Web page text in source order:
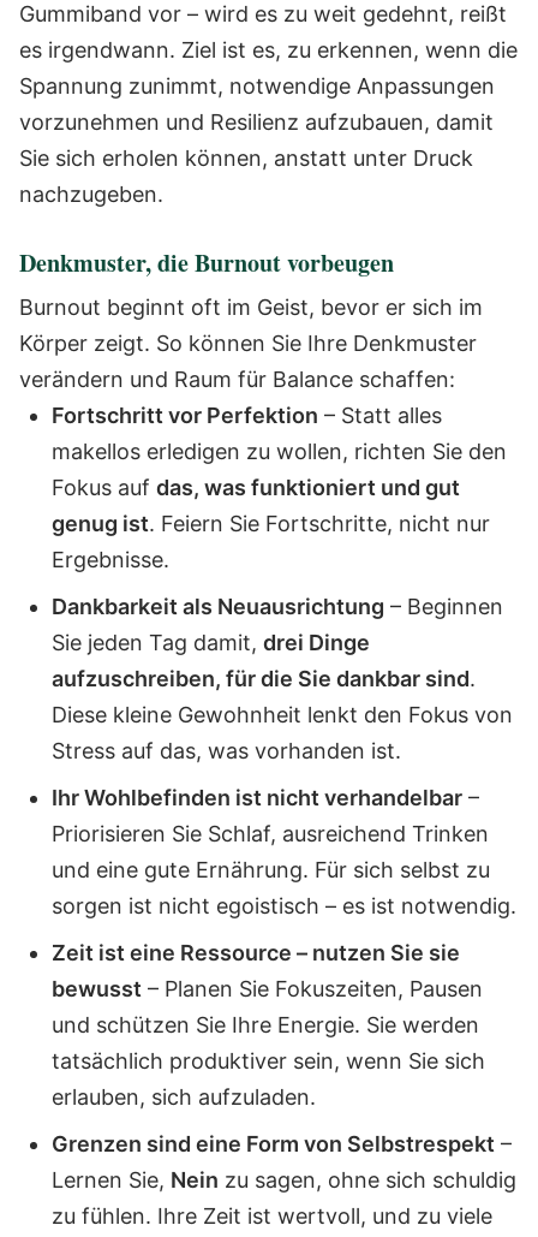
Gummiband vor – wird es zu weit gedehnt, reißt
es irgendwann. Ziel ist es, zu erkennen, wenn die
Spannung zunimmt, notwendige Anpassungen
vorzunehmen und Resilienz aufzubauen, damit
Sie sich erholen können, anstatt unter Druck
nachzugeben.
Denkmuster, die Burnout vorbeugen
Burnout beginnt oft im Geist, bevor er sich im
Körper zeigt. So können Sie Ihre Denkmuster
verändern und Raum für Balance schaffen:
Fortschritt vor Perfektion – Statt alles
makellos erledigen zu wollen, richten Sie den
Fokus auf das, was funktioniert und gut
genug ist. Feiern Sie Fortschritte, nicht nur
Ergebnisse.
Dankbarkeit als Neuausrichtung – Beginnen
Sie jeden Tag damit, drei Dinge
aufzuschreiben, für die Sie dankbar sind.
Diese kleine Gewohnheit lenkt den Fokus von
Stress auf das, was vorhanden ist.
Ihr Wohlbefinden ist nicht verhandelbar –
Priorisieren Sie Schlaf, ausreichend Trinken
und eine gute Ernährung. Für sich selbst zu
sorgen ist nicht egoistisch – es ist notwendig.
Zeit ist eine Ressource – nutzen Sie sie
bewusst – Planen Sie Fokuszeiten, Pausen
und schützen Sie Ihre Energie. Sie werden
tatsächlich produktiver sein, wenn Sie sich
erlauben, sich aufzuladen.
Grenzen sind eine Form von Selbstrespekt –
Lernen Sie, Nein zu sagen, ohne sich schuldig
zu fühlen. Ihre Zeit ist wertvoll, und zu viele